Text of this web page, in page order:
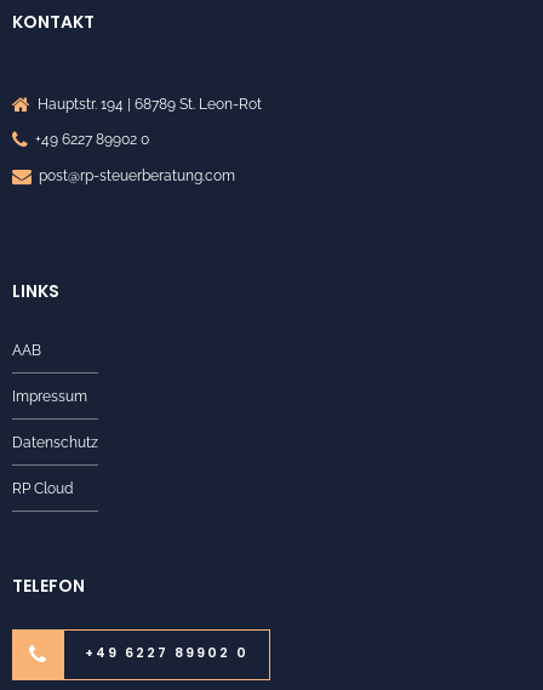
KONTAKT
Hauptstr. 194 | 68789 St. Leon-Rot
+49 6227 89902 0
post@rp-steuerberatung.com
LINKS
AAB
Impressum
Datenschutz
RP Cloud
TELEFON
+49 6227 89902 0